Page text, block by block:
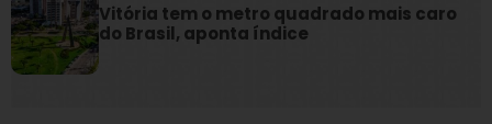
Vitória tem o metro quadrado mais caro
do Brasil, aponta índice